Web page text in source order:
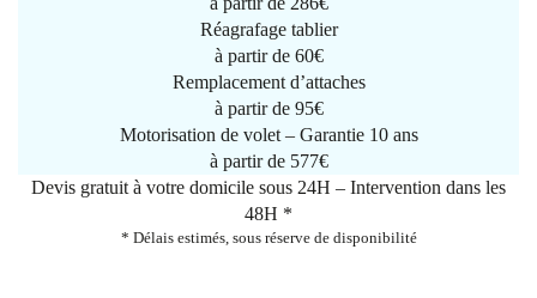
Réagrafage tablier
à partir de 60€
Remplacement d’attaches
à partir de 95€
Motorisation de volet – Garantie 10 ans
à partir de 577€
Devis gratuit à votre domicile sous 24H – Intervention dans les
48H *
* Délais estimés, sous réserve de disponibilité